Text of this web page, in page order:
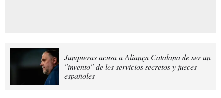
Junqueras acusa a Aliança Catalana de ser un
"invento" de los servicios secretos y jueces
españoles